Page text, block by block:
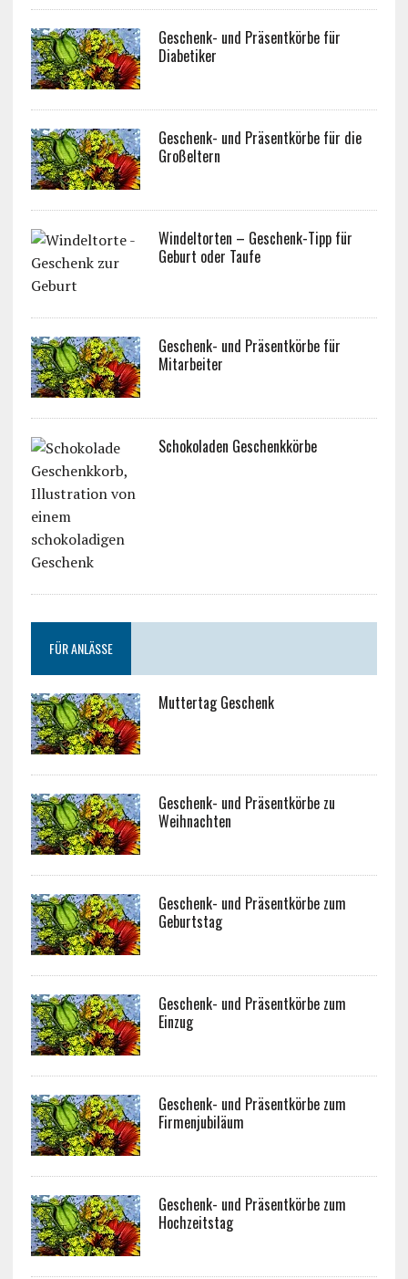
Geschenk- und Präsentkörbe für
Diabetiker
Geschenk- und Präsentkörbe für die
Großeltern
Windeltorten – Geschenk-Tipp für
Geburt oder Taufe
Geschenk- und Präsentkörbe für
Mitarbeiter
Schokoladen Geschenkkörbe
FÜR ANLÄSSE
Muttertag Geschenk
Geschenk- und Präsentkörbe zu
Weihnachten
Geschenk- und Präsentkörbe zum
Geburtstag
Geschenk- und Präsentkörbe zum
Einzug
Geschenk- und Präsentkörbe zum
Firmenjubiläum
Geschenk- und Präsentkörbe zum
Hochzeitstag